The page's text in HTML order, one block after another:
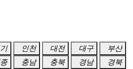
인천 대전 대구
부산
충남 충북 경남
경북